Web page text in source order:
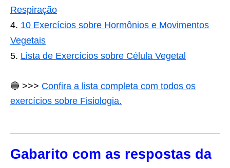
Respiração
10 Exercícios sobre Hormônios e Movimentos
Vegetais
Lista de Exercícios sobre Célula Vegetal
🔵 >>> Confira a lista completa com todos os
exercícios sobre Fisiologia.
Gabarito com as respostas da